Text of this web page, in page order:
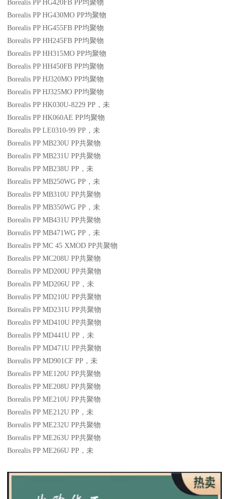
Borealis PP HG420FB PP均聚物
Borealis PP HG430MO PP均聚物
Borealis PP HG455FB PP均聚物
Borealis PP HH245FB PP均聚物
Borealis PP HH315MO PP均聚物
Borealis PP HH450FB PP均聚物
Borealis PP HJ320MO PP均聚物
Borealis PP HJ325MO PP均聚物
Borealis PP HK030U-8229 PP ，未
Borealis PP HK060AE PP均聚物
Borealis PP LE0310-99 PP ，未
Borealis PP MB230U PP共聚物
Borealis PP MB231U PP共聚物
Borealis PP MB238U PP ，未
Borealis PP MB250WG PP ，未
Borealis PP MB310U PP共聚物
Borealis PP MB350WG PP ，未
Borealis PP MB431U PP共聚物
Borealis PP MB471WG PP ，未
Borealis PP MC 45 XMOD PP共聚物
Borealis PP MC208U PP共聚物
Borealis PP MD200U PP共聚物
Borealis PP MD206U PP ，未
Borealis PP MD210U PP共聚物
Borealis PP MD231U PP共聚物
Borealis PP MD410U PP共聚物
Borealis PP MD441U PP ，未
Borealis PP MD471U PP共聚物
Borealis PP MD901CF PP ，未
Borealis PP ME120U PP共聚物
Borealis PP ME208U PP共聚物
Borealis PP ME210U PP共聚物
Borealis PP ME212U PP ，未
Borealis PP ME232U PP共聚物
Borealis PP ME263U PP共聚物
Borealis PP ME266U PP ，未